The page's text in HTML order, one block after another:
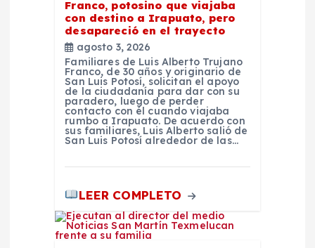
Franco, potosino que viajaba
con destino a Irapuato, pero
desapareció en el trayecto
agosto 3, 2026
Familiares de Luis Alberto Trujano
Franco, de 30 años y originario de
San Luis Potosí, solicitan el apoyo
de la ciudadanía para dar con su
paradero, luego de perder
contacto con él cuando viajaba
rumbo a Irapuato. De acuerdo con
sus familiares, Luis Alberto salió de
San Luis Potosí alrededor de las…
LEER COMPLETO